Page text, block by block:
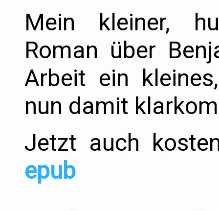
Mein kleiner,
Roman über
Arbeit ein
nun damit
Jetzt auch
epub